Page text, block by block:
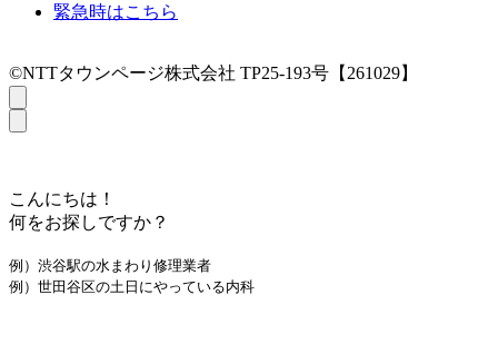
緊急時はこちら
©NTTタウンページ株式会社 TP25-193号【261029】
こんにちは！
何をお探しですか？
例）渋谷駅の水まわり修理業者
例）世田谷区の土日にやっている内科